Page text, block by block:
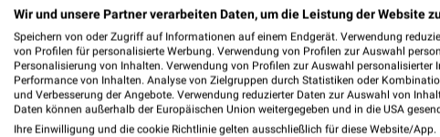
Wir und unsere Partner verarbeiten Daten, um die Leistung der Website
Speichern von oder Zugriff auf Informationen auf einem Endgerät. Verwendung
von Profilen für personalisierte Werbung. Verwendung von Profilen zur Auswahl
Personalisierung von Inhalten. Verwendung von Profilen zur Auswahl personalisierter
Performance von Inhalten. Analyse von Zielgruppen durch Statistiken oder
und Verbesserung der Angebote. Verwendung reduzierter Daten zur Auswahl von
Daten können außerhalb der Europäischen Union weitergegeben und in die USA
Ihre Einwilligung und die cookie Richtlinie gelten ausschließlich für diese Website/App.